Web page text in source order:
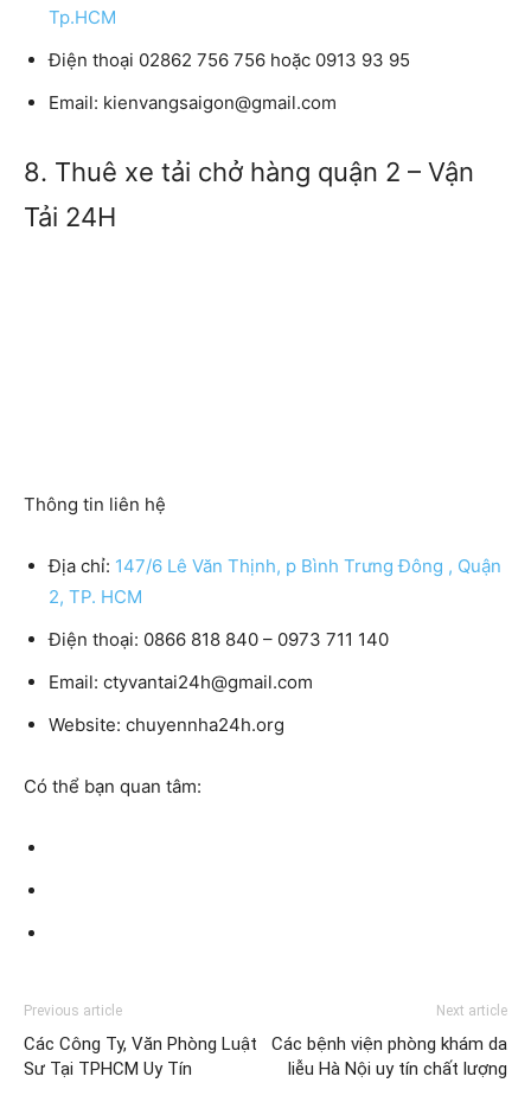
Tp.HCM
Điện thoại 02862 756 756 hoặc 0913 93 95
Email: kienvangsaigon@gmail.com
8. Thuê xe tải chở hàng quận 2 – Vận
Tải 24H
Thông tin liên hệ
Địa chỉ: 147/6 Lê Văn Thịnh, p Bình Trưng Đông , Quận
2, TP. HCM
Điện thoại: 0866 818 840 – 0973 711 140
Email: ctyvantai24h@gmail.com
Website: chuyennha24h.org
Có thể bạn quan tâm:
Previous article
Các Công Ty, Văn Phòng Luật
Sư Tại TPHCM Uy Tín
Next article
Các bệnh viện phòng khám da
liễu Hà Nội uy tín chất lượng